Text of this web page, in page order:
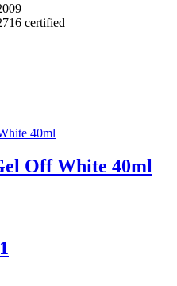
certified
Off White 40ml